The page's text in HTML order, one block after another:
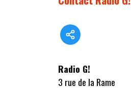
Radio G!
3 rue de la Rame